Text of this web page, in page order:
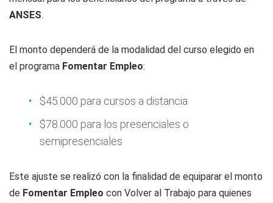
ANSES.
El monto dependerá de la modalidad del curso elegido en
el programa Fomentar Empleo:
$45.000 para cursos a distancia
$78.000 para los presenciales o
semipresenciales
Este ajuste se realizó con la finalidad de equiparar el monto
de Fomentar Empleo con Volver al Trabajo para quienes